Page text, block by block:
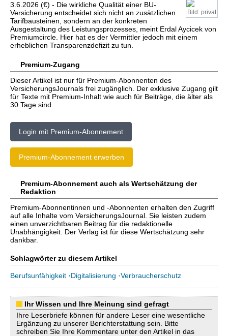
Bild: privat
3.6.2026 (€) - Die wirkliche Qualität einer BU-
Versicherung entscheidet sich nicht an zusätzlichen
Tarifbausteinen, sondern an der konkreten
Ausgestaltung des Leistungsprozesses, meint Erdal Aycicek von
Premiumcircle. Hier hat es der Vermittler jedoch mit einem
erheblichen Transparenzdefizit zu tun.
Premium-Zugang
Dieser Artikel ist nur für Premium-Abonnenten des
VersicherungsJournals frei zugänglich. Der exklusive Zugang gilt
für Texte mit Premium-Inhalt wie auch für Beiträge, die älter als
30 Tage sind.
Login mit Premium-Abonnement
Premium-Abonnement erwerben
Premium-Abonnement auch als Wertschätzung der
Redaktion
Premium-Abonnentinnen und -Abonnenten erhalten den Zugriff
auf alle Inhalte vom VersicherungsJournal. Sie leisten zudem
einen unverzichtbaren Beitrag für die redaktionelle
Unabhängigkeit. Der Verlag ist für diese Wertschätzung sehr
dankbar.
Schlagwörter zu diesem Artikel
Berufsunfähigkeit ·Digitalisierung ·Verbraucherschutz
Ihr Wissen und Ihre Meinung sind gefragt
Ihre Leserbriefe können für andere Leser eine wesentliche
Ergänzung zu unserer Berichterstattung sein. Bitte
schreiben Sie Ihre Kommentare unter den Artikel in das